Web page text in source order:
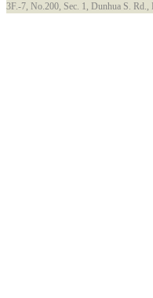
3F.-7, No.200, Sec. 1, Dunhua S.